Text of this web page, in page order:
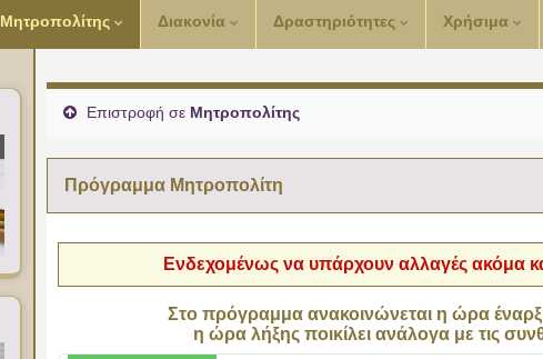
Μητροπολίτης Διακονία Δραστηριότητες Χρήσιμα
Επιστροφή σε Μητροπολίτης
Πρόγραμμα Μητροπολίτη
Ενδεχομένως να υπάρχουν αλλαγές ακόμα
Στο πρόγραμμα ανακοινώνεται η ώρα
η ώρα λήξης ποικίλει ανάλογα με τις